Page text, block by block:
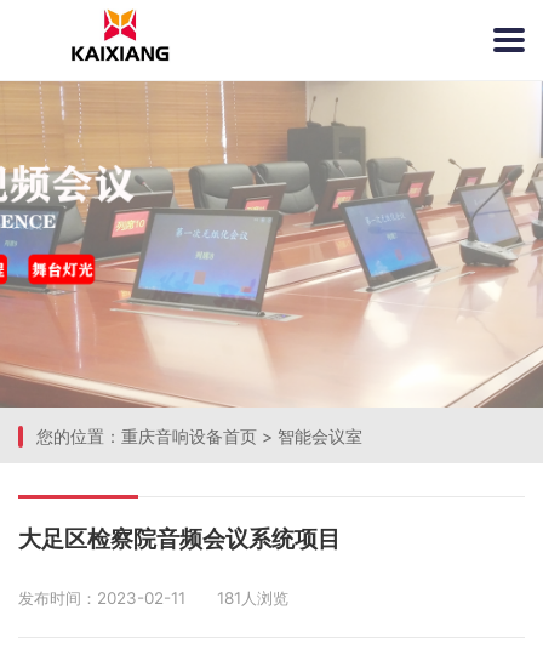
您的位置： 重庆音响设备首页 > 智能会议室
大足区检察院音频会议系统项目
发布时间：2023-02-11 181人浏览